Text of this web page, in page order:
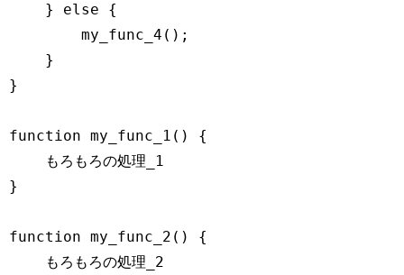
    }
else {
        my_func_4();
    }
}
function my_func_1 ( ) {
    もろもろの処理_1
}
function my_func_2 ( ) {
    もろもろの処理_2